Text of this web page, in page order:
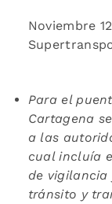
Noviembre
Para el
Cartagena
a las
cual incluía
de
tránsito y